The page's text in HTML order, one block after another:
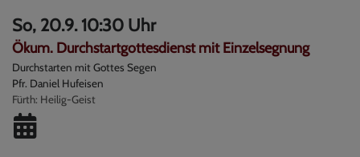
So, 20.9. 10:30 Uhr
Ökum. Durchstartgottesdienst mit Einzelsegnung
Durchstarten mit Gottes Segen
Pfr. Daniel Hufeisen
Fürth Heilig-Geist